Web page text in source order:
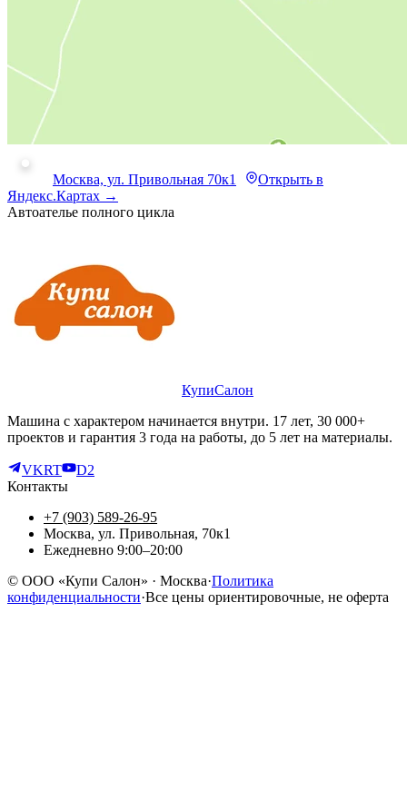
Москва, ул. Привольная 70к1
Открыть в
Яндекс.Картах →
Автоателье полного цикла
КупиСалон
Машина с характером начинается внутри. 17 лет, 30 000+
проектов и гарантия 3 года на работы, до 5 лет на материалы.
VKRT
D2
Контакты
+7 (903) 589-26-95
Москва, ул. Привольная, 70к1
Ежедневно 9:00–20:00
© ООО «Купи Салон» · Москва·Политика
конфиденциальности·Все цены ориентировочные, не оферта